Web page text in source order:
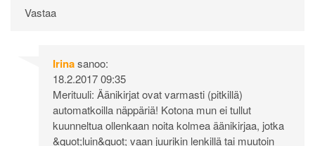
Vastaa
Irinasanoo:
18.2.2017 09:35
Merituuli: Äänikirjat ovat varmasti (pitkillä)
automatkoilla näppäriä! Kotona mun ei tullut
kuunneltua ollenkaan noita kolmea äänikirjaa, jotka
&quot;luin&quot; vaan juurikin lenkillä tai muutoin